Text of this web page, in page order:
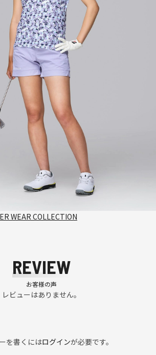
WEAR COLLECTION
REVIEW
お客様の声
レビューはありません。
を書くにはログインが必要です。